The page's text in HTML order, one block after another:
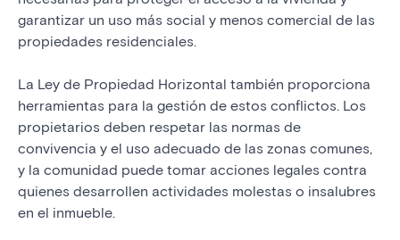
garantizar un uso más social y menos comercial de las
propiedades residenciales.
La Ley de Propiedad Horizontal también proporciona
herramientas para la gestión de estos conflictos. Los
propietarios deben respetar las normas de
convivencia y el uso adecuado de las zonas comunes,
y la comunidad puede tomar acciones legales contra
quienes desarrollen actividades molestas o insalubres
en el inmueble.